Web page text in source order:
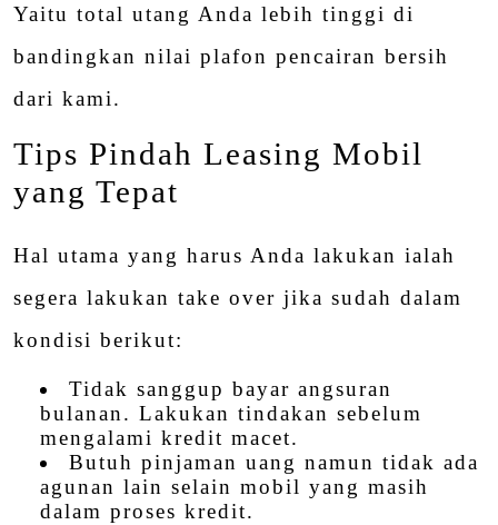
Yaitu total utang Anda lebih tinggi di
bandingkan nilai plafon pencairan bersih
dari kami.
Tips Pindah Leasing Mobil
yang Tepat
Hal utama yang harus Anda lakukan ialah
segera lakukan take over jika sudah dalam
kondisi berikut:
Tidak sanggup bayar angsuran
bulanan. Lakukan tindakan sebelum
mengalami kredit macet.
Butuh pinjaman uang namun tidak ada
agunan lain selain mobil yang masih
dalam proses kredit.